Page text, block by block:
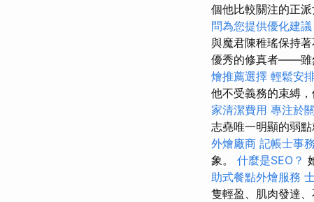
個他比較關注的正
問為您提供優化建議
與魔君陳稚瑤保持
優秀的修真者——雖
燴推薦選擇 輕鬆安
他不受義務的束縛
家清潔費用 專注於
志堯唯一明顯的弱
外燴廠商 記帳士事
象。 什麼是SEO？
助式餐點外燴服務
隻輕盈、肌肉發達